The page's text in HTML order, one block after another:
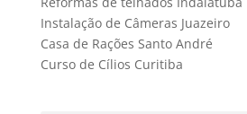
Instalação de Câmeras Juazeiro
Casa de Rações Santo André
Curso de Cílios Curitiba